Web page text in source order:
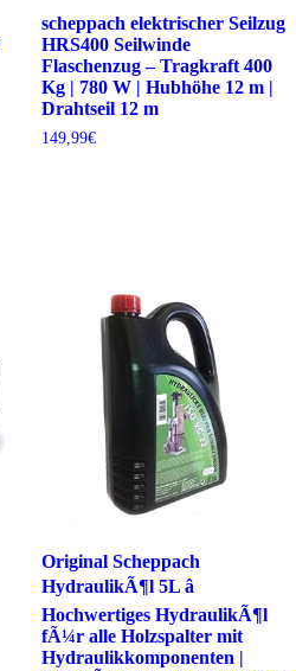
scheppach elektrischer Seilzug
HRS400 Seilwinde
Flaschenzug – Tragkraft 400
Kg | 780 W | Hubhöhe 12 m |
Drahtseil 12 m
149,99€
Original Scheppach
HydraulikÃ¶l 5L â
Hochwertiges HydraulikÃ¶l
fÃ¼r alle Holzspalter mit
Hydraulikkomponenten |